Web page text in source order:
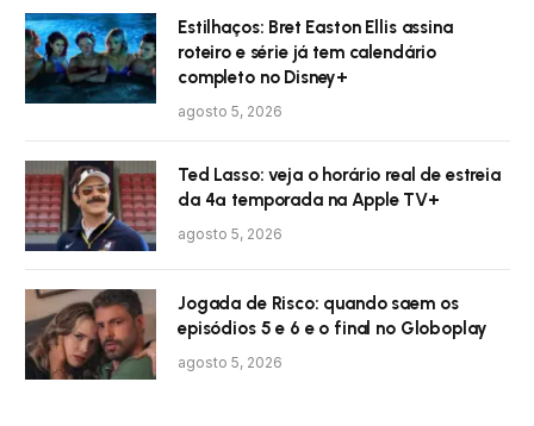
Estilhaços: Bret Easton Ellis assina
roteiro e série já tem calendário
completo no Disney+
agosto 5, 2026
Ted Lasso: veja o horário real de estreia
da 4ª temporada na Apple TV+
agosto 5, 2026
Jogada de Risco: quando saem os
episódios 5 e 6 e o final no Globoplay
agosto 5, 2026